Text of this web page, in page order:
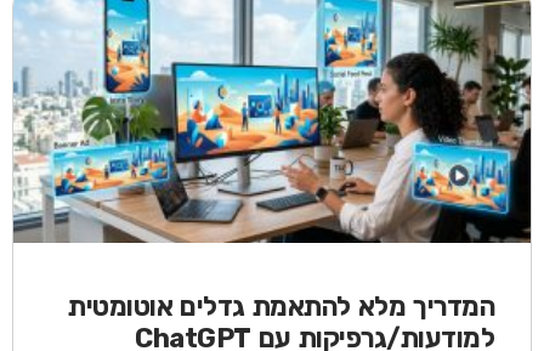
המדריך מלא להתאמת גדלים אוטומטית
למודעות/גרפיקות עם ChatGPT